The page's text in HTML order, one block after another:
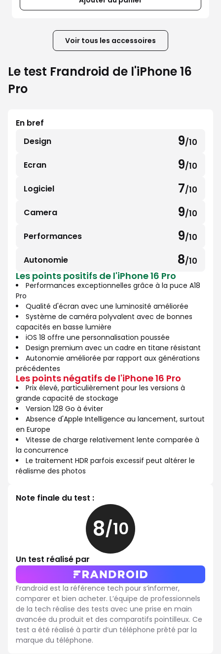
Voir tous les accessoires
Le test Frandroid de l'iPhone 16
Pro
En bref
Design
9/10
9
10
Ecran 9/10
9
10
Logiciel 7/10
7
10
Camera 9/10
9
10
Performances 9/10
9
10
Autonomie 8/10
8
sur
10
Les points positifs de l'iPhone 16 Pro
Performances exceptionnelles grâce à la puce A18
Pro
Qualité d'écran avec une luminosité améliorée
Système de caméra polyvalent avec de bonnes
capacités en basse lumière
iOS 18 offre une personnalisation poussée
Design premium avec un cadre en titane résistant
Autonomie améliorée par rapport aux générations
précédentes
Les points négatifs de l'iPhone 16 Pro
Prix élevé, particulièrement pour les versions à
grande capacité de stockage
Version 128 Go à éviter
Absence d'Apple Intelligence au lancement, surtout
en Europe
Vitesse de charge relativement lente comparée à
la concurrence
Le traitement HDR parfois excessif peut altérer le
réalisme des photos
Note finale du test :
8/10
10
Un test réalisé par
Frandroid est la référence tech pour s’informer,
comparer et bien acheter. L’équipe de professionnels
de la tech réalise des tests avec une prise en main
avancée du produit et des comparatifs pointilleux. Ce
test a été réalisé à partir d’un téléphone prêté par la
marque du téléphone.